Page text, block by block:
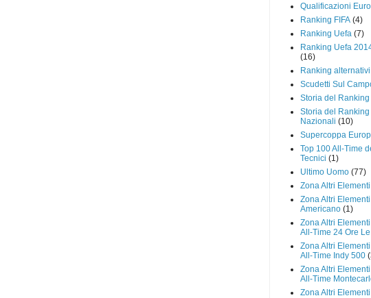
Qualificazioni
Ranking FIFA (4)
Ranking Uefa (7)
Ranking Uefa
(16)
Ranking
Scudetti Sul
Storia del Ranking
Storia del
Nazionali (10)
Supercoppa
Top 100 All-Time
Tecnici (1)
Ultimo Uomo (77)
Zona Altri
Zona Altri
Americano (1)
Zona Altri
All-Time 24 Ore
Zona Altri
All-Time Indy 500
Zona Altri
All-Time
Zona Altri